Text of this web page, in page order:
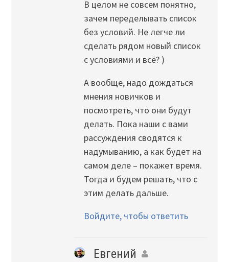
В целом не совсем понятно,
зачем переделывать список
без условий. Не легче ли
сделать рядом новый список
с условиями и всё? )
А вообще, надо дождаться
мнения новичков и
посмотреть, что они будут
делать. Пока наши с вами
рассуждения сводятся к
надумыванию, а как будет на
самом деле – покажет время.
Тогда и будем решать, что с
этим делать дальше.
Войдите, чтобы ответить
Евгений